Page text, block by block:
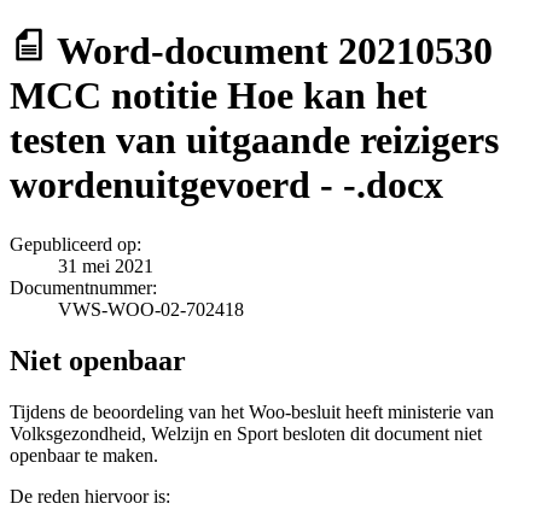
Word-document 20210530
MCC notitie Hoe kan het
testen van uitgaande reizigers
wordenuitgevoerd - -.docx
Gepubliceerd op:
31 mei 2021
Documentnummer:
VWS-WOO-02-702418
Niet openbaar
Tijdens de beoordeling van het Woo-besluit heeft ministerie van
Volksgezondheid, Welzijn en Sport besloten dit document niet
openbaar te maken.
De reden hiervoor is: